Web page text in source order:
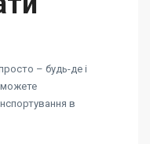
– будь-де і
можете
в